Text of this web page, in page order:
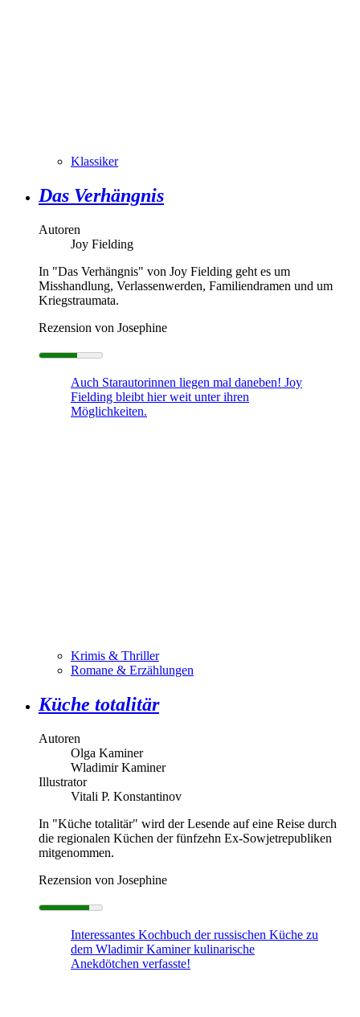
Klassiker
Das Verhängnis
Autoren
Joy Fielding
In "Das Verhängnis" von Joy Fielding geht es um
Misshandlung, Verlassenwerden, Familiendramen und um
Kriegstraumata.
Rezension von Josephine
Auch Starautorinnen liegen mal daneben! Joy
Fielding bleibt hier weit unter ihren
Möglichkeiten.
Krimis & Thriller
Romane & Erzählungen
Küche totalitär
Autoren
Olga Kaminer
Wladimir Kaminer
Illustrator
Vitali P. Konstantinov
In "Küche totalitär" wird der Lesende auf eine Reise durch
die regionalen Küchen der fünfzehn Ex-Sowjetrepubliken
mitgenommen.
Rezension von Josephine
Interessantes Kochbuch der russischen Küche zu
dem Wladimir Kaminer kulinarische
Anekdötchen verfasste!